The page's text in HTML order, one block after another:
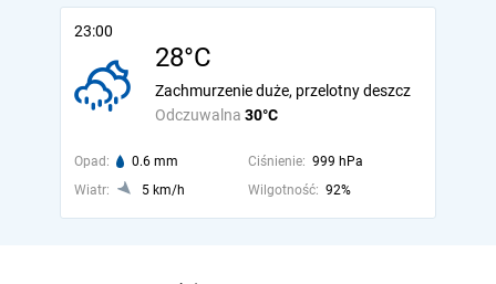
23:00
28°C
Odczuwalna 30°C
Zachmurzenie duże, przelotny deszcz
Opad: 0.6 mm Ciśnienie: 999 hPa
Wiatr:
5 km/h Wilgotność: 92%